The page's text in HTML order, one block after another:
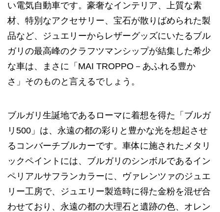
い電気自動車です。豪奢なインテリア、上質な素
材、特別なアクセサリー、宝石が散りばめられた製
品など、ジュエリーからレザーグッズにいたるブル
ガリの最高峰のクラフツマンシップが結集した希少
な車は、まさに「MAI TROPPO－あふれる豊か
さ」そのものと言えるでしょう。
ブルガリ生誕地であるローマに着想を得た「ブルガ
リ500」は、永遠の都の彩りと豊かな光を想起させ
るコンバーチブルカーです。車体に施されたメタリ
ックペイントには、ブルガリのシンボルであるイン
ペリアルサフランカラーに、ヴァレンツァのジュエ
リー工房で、ジュエリー製造時に得た金粉を混ぜ合
わせており、永遠の都の大理石と遺跡の色、オレン